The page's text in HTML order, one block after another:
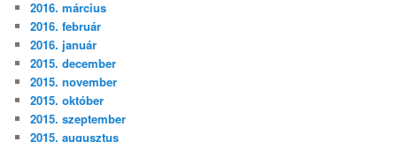
2016. március
2016. február
2016. január
2015. december
2015. november
2015. október
2015. szeptember
2015. augusztus